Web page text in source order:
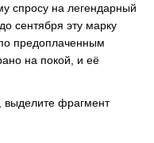
спросу на легендарный
сентября эту марку
предоплаченным
на покой, и её
выделите фрагмент